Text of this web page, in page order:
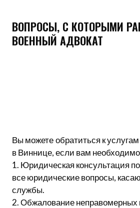
ВОПРОСЫ, С КОТОРЫМИ
ВОЕННЫЙ АДВОКАТ
Вы можете обратиться к
в Виннице, если вам
1. Юридическая консультация
все юридические вопросы,
службы.
2. Обжалование неправомерных